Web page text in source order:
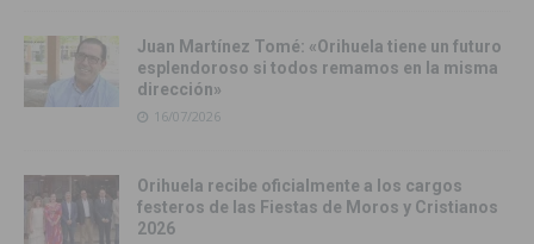
Juan Martínez Tomé: «Orihuela tiene un futuro
esplendoroso si todos remamos en la misma
dirección»
16/07/2026
Orihuela recibe oficialmente a los cargos
festeros de las Fiestas de Moros y Cristianos
2026